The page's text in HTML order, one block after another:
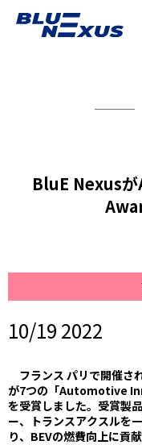
BluE Nexus
10/19 2022
フランス パリで開催さ
が7つの「Automotive
を受賞しました。受賞製
ー、トランスアクスルを
り、BEVの燃費向上に貢